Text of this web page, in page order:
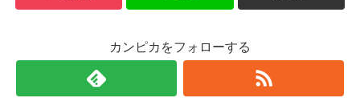
カンピカをフォローする